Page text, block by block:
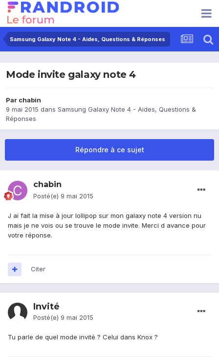
Samsung Galaxy Note 4 - Aides, Questions & Réponses
Mode invite galaxy note 4
Par chabin
9 mai 2015 dans Samsung Galaxy Note 4 - Aides, Questions &
Réponses
Répondre à ce sujet
chabin
Posté(e) 9 mai 2015
J ai fait la mise à jour lollipop sur mon galaxy note 4 version nu
mais je ne vois ou se trouve le mode invite. Merci d avance pour
votre réponse.
Citer
Invité
Posté(e) 9 mai 2015
Tu parle de quel mode invité ? Celui dans Knox ?